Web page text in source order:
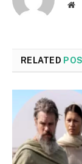
RELATED